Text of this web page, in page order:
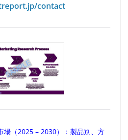
contact
場（2025 – 2030）：製品別、方